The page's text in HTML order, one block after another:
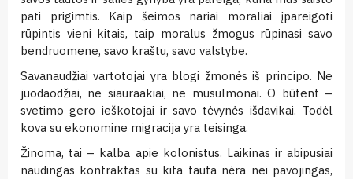
pati prigimtis. Kaip šeimos nariai moraliai įpareigoti
rūpintis vieni kitais, taip moralus žmogus rūpinasi savo
bendruomene, savo kraštu, savo valstybe.
Savanaudžiai vartotojai yra blogi žmonės iš principo. Ne
juodaodžiai, ne siauraakiai, ne musulmonai. O būtent –
svetimo gero ieškotojai ir savo tėvynės išdavikai. Todėl
kova su ekonomine migracija yra teisinga.
Žinoma, tai – kalba apie kolonistus. Laikinas ir abipusiai
naudingas kontraktas su kita tauta nėra nei pavojingas,